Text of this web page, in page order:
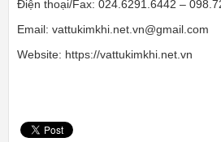
Điện thoại/Fax: 024.6291.6442 –
Email: vattukimkhi.net.vn@gmail.com
Website: https://vattukimkhi.net.vn